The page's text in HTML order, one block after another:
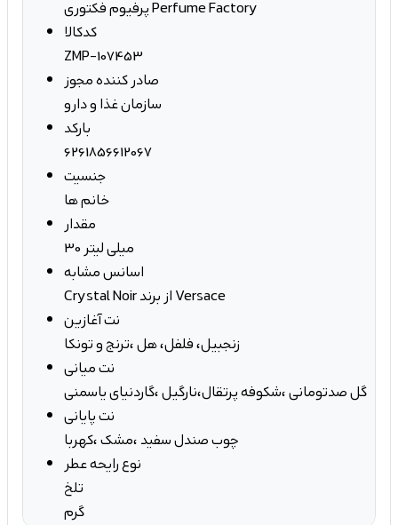
پرفیوم فکتوری Perfume Factory
کدکالا
ZMP-107453
صادر کننده مجوز
سازمان غذا و دارو
بارکد
6261856612067
جنسیت
خانم ها
مقدار
30 میلی لیتر
اسانس مشابه
Crystal Noir از برند Versace
نت آغازین
زنجبیل، فلفل، هل ،ترنج و تونکا
نت میانی
گل صدتومانی ،شکوفه پرتقال،نارگیل ،گاردنیای یاسمنی
نت پایانی
چوب صندل سفید ،مشک ،کهربا
نوع رایحه عطر
تلخ
گرم